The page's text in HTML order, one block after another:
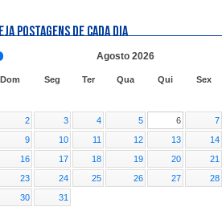
POSTAGENS DE CADA DIA
Agosto 2026
Dom Seg Ter Qua Qui Sex
2
3 4 5 6 7
9
10 11 12 13 14
16
17 18 19 20 21
23
24 25 26 27 28
30
31